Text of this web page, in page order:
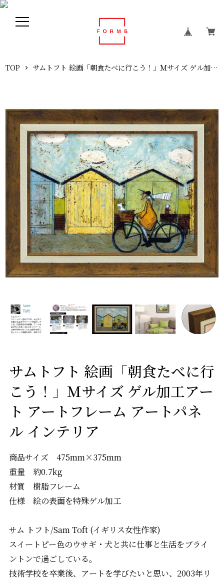
TOP サムトフト 絵画「朝食たべに行こう！」Ｍサイズ ゲル加工アート アートフレーム アートパネル インテリア
サムトフト 絵画「朝食たべに行
こう！」Ｍサイズ ゲル加工アー
ト アートフレーム アートパネ
ル インテリア
商品サイズ 475mm×375mm
重量 約0.7kg
材質 樹脂フレーム
仕様 絵の表面を特殊ゲル加工
サム トフト/Sam Toft (イギリス女性作家)
スイートピー色のウサギ・犬と共に仕事と生活をブライ
ントンで過ごしている。
技術学校を卒業後、アートを学びたいと思い、2003年リ